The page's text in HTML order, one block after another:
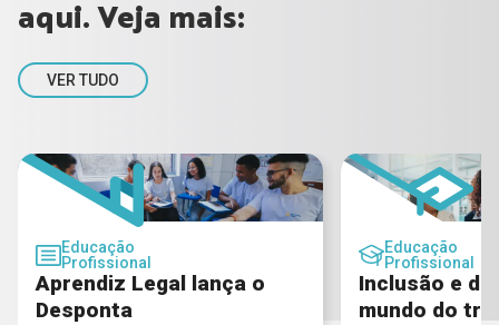
aqui. Veja mais:
VER TUDO
Educação
Profissional
Aprendiz Legal lança o
Desponta
Educação
Profissional
Inclusão e
mundo do